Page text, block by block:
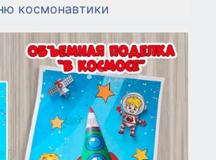
космонавтики